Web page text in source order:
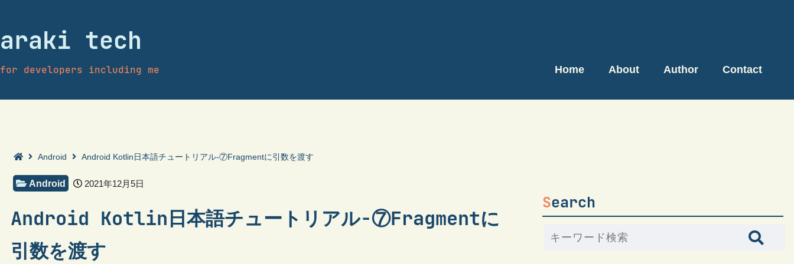
araki tech
for developers including me Home About Author Contact
Android Android Kotlin日本語チュートリアル-⑦Fragmentに引数を渡す
Android 2021年12月5日
Android Kotlin日本語チュートリアル-⑦Fragmentに
引数を渡す
Search